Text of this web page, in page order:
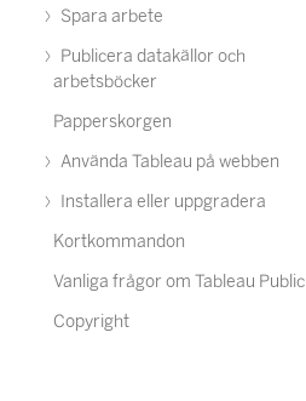
Spara arbete
Publicera datakällor och
arbetsböcker
Papperskorgen
Använda Tableau på webben
Installera eller uppgradera
Kortkommandon
Vanliga frågor om Tableau Public
Copyright